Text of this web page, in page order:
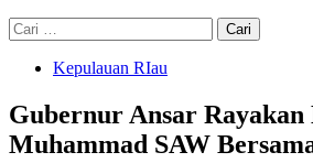
Cari
untuk:
Kepulauan RIau
Gubernur Ansar
Muhammad SAW